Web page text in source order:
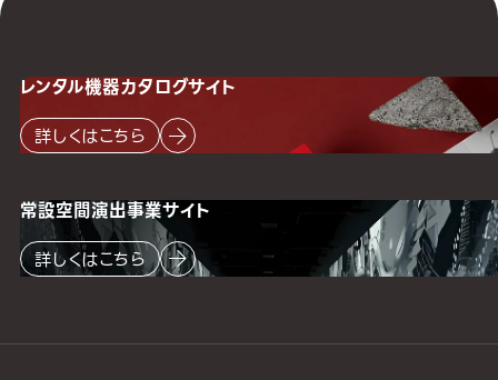
レンタル機器カタログサイト
詳しくはこちら
常設空間演出事業サイト
詳しくはこちら